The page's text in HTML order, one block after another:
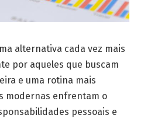
alternativa cada vez mais
por aqueles que buscam
e uma rotina mais
modernas enfrentam o
pessoais e